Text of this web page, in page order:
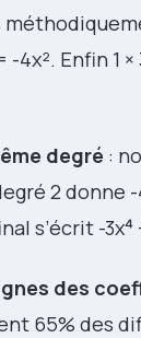
4x². Enfin 1
degré :
2 donne -
-3x⁴ +
des
65% des